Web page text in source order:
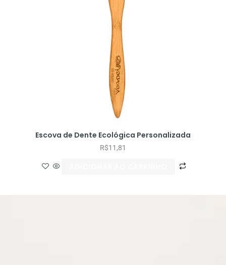
Escova de Dente Ecológica Personalizada
R$11,81